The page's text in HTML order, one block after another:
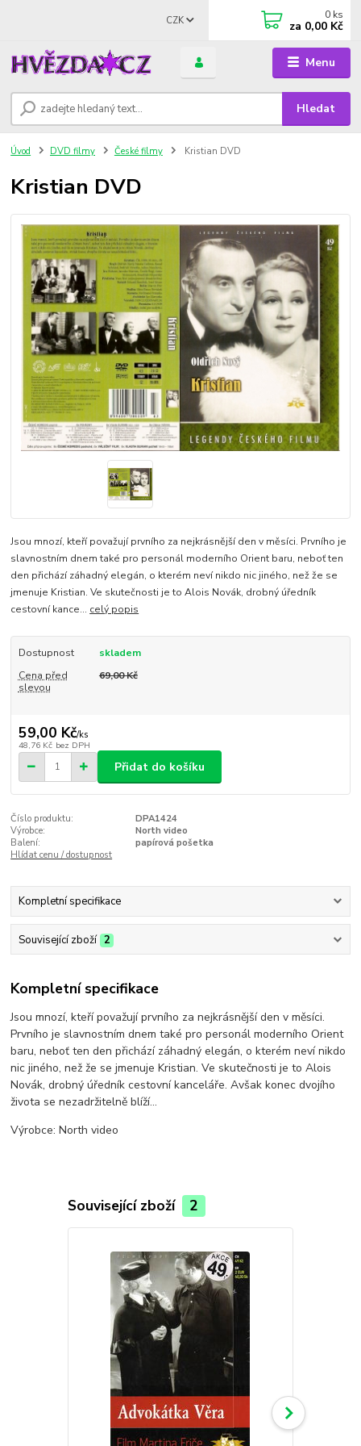
Menu
CZK
Hledat
0 ks
za 0,00 Kč
Úvod DVD filmy České filmy Kristian DVD
Kristian DVD
Jsou mnozí, kteří považují prvního za nejkrásnější den v měsíci. Prvního je
slavnostním dnem také pro personál moderního Orient baru, neboť ten
den přichází záhadný elegán, o kterém neví nikdo nic jiného, než že se
jmenuje Kristian. Ve skutečnosti je to Alois Novák, drobný úředník
cestovní kance... celý popis
Dostupnost
skladem
Cena před
slevou
69,00 Kč
59,00 Kč/ks
48,76 Kč bez DPH
Přidat do košíku
Číslo produktu:
DPA1424
Výrobce:
North video
Balení:
papírová pošetka
Hlídat cenu / dostupnost
Kompletní specifikace
Související zboží 2
Kompletní specifikace
Jsou mnozí, kteří považují prvního za nejkrásnější den v měsíci.
Prvního je slavnostním dnem také pro personál moderního Orient
baru, neboť ten den přichází záhadný elegán, o kterém neví nikdo
nic jiného, než že se jmenuje Kristian. Ve skutečnosti je to Alois
Novák, drobný úředník cestovní kanceláře. Avšak konec dvojího
života se nezadržitelně blíží...
Výrobce: North video
Související zboží 2